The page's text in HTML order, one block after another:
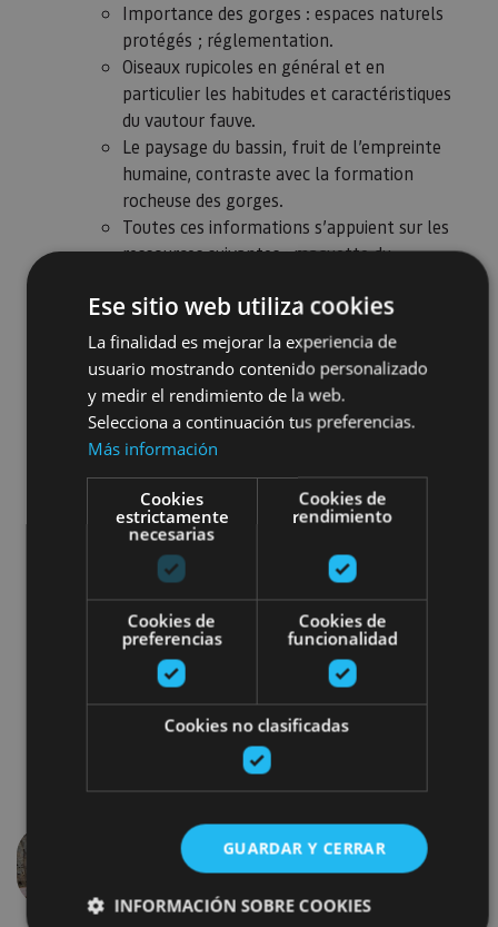
Importance des gorges : espaces naturels
protégés ; réglementation.
Oiseaux rupicoles en général et en
particulier les habitudes et caractéristiques
du vautour fauve.
Le paysage du bassin, fruit de l’empreinte
humaine, contraste avec la formation
rocheuse des gorges.
Toutes ces informations s’appuient sur les
ressources suivantes : maquette du
murales des environs, matériel audiovisuel.
Visite du Centre d’Interprétation et de la
Gorge de Lumbier. La durée moyenne est de
3h30, encas inclus.
La gorge, un espace protégé, Réserve
Naturelle
méditerranéenne
Histoire du chemin de fer de l’Iraty
Observation des oiseaux dans les
formations rocheuses avec jumelles et
télescope.
Ese sitio web utiliza cookies
La finalidad es mejorar la experiencia de
usuario mostrando contenido personalizado
y medir el rendimiento de la web.
Selecciona a continuación tus preferencias.
Más información
Cookies
estrictamente
necesarias
Cookies de
rendimiento
Cookies de
preferencias
Cookies de
funcionalidad
Cookies no clasificadas
GUARDAR Y CERRAR
INFORMACIÓN SOBRE COOKIES